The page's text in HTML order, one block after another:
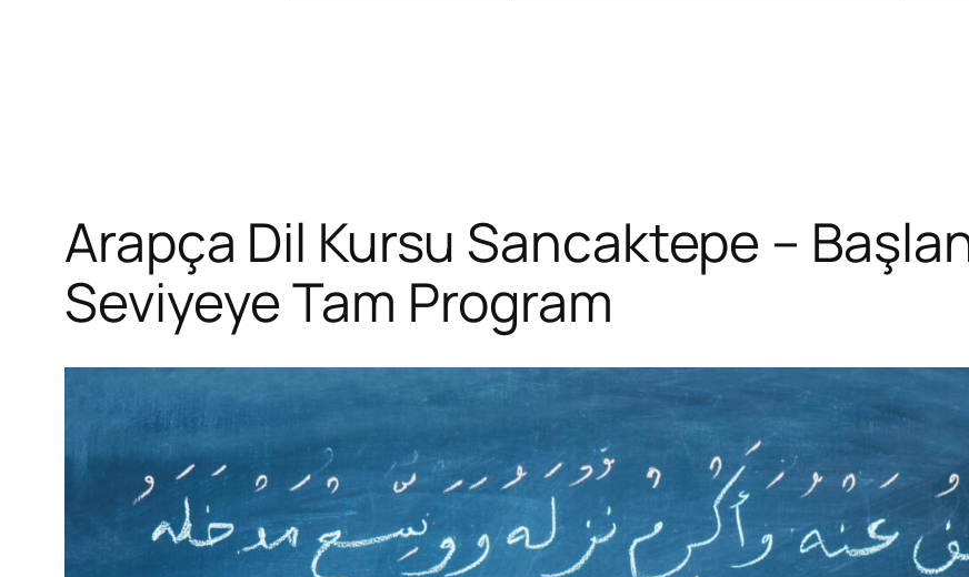
Arapça Dil Kursu Sancaktepe –
Seviyeye Tam Program